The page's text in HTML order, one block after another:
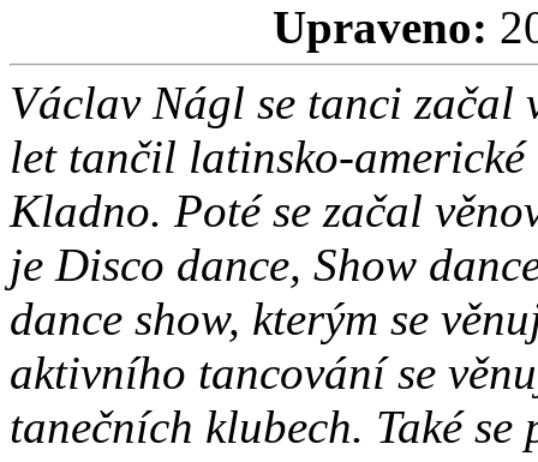
Upraveno:
Václav Nágl se tanci začal
let tančil latinsko-
Kladno. Poté se začal
je Disco dance, Show
dance show, kterým se
aktivního tancování se
tanečních klubech. Také